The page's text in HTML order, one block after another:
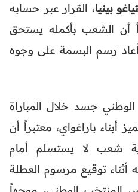
بينيا، القرار عبر حسابه
أن الشعب بأكمله يستحق
أعاد رسم البسمة على وجوه
جسد خلال المباراة
أبناء باراغواي، معتبراً أن
شعب لا يستسلم أمام
أثناء توقيع مرسوم العطلة